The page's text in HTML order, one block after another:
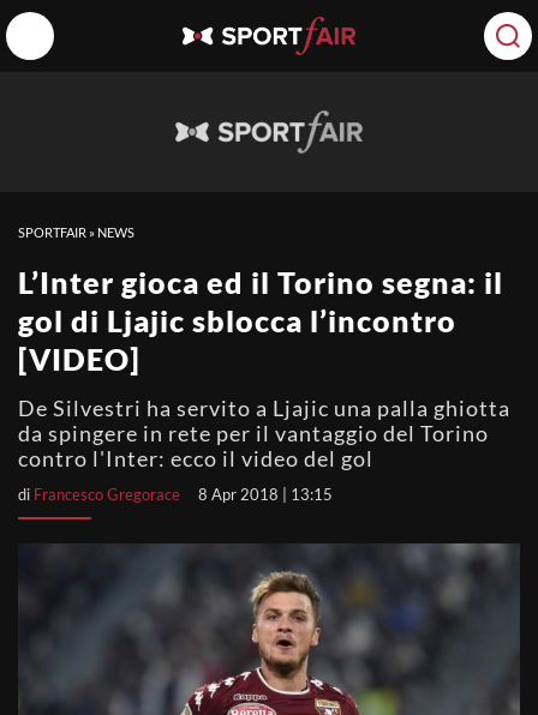
SPORTFAIR » NEWS
L’Inter gioca ed il Torino segna: il
gol di Ljajic sblocca l’incontro
[VIDEO]
De Silvestri ha servito a Ljajic una palla ghiotta
da spingere in rete per il vantaggio del Torino
contro l'Inter: ecco il video del gol
di Francesco Gregorace 8 Apr 2018 | 13:15